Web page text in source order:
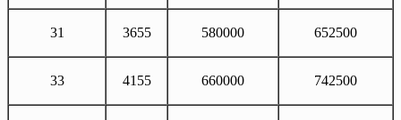
31 3655 580000 652500
33 4155 660000 742500